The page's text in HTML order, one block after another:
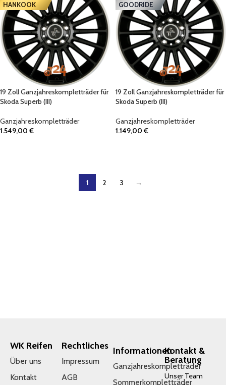
HANKOOK
19 Zoll Ganzjahreskompletträder für
Skoda Superb (III)
Ganzjahreskompletträder
1.549,00€
GOODRIDE
19 Zoll Ganzjahreskompletträder für
Skoda Superb (III)
Ganzjahreskompletträder
1.149,00€
1 2 3 →
WK Reifen
Über uns
Kontakt
Rechtliches
Impressum
AGB
Informationen
Ganzjahreskompletträder
Sommerkompletträder
Kontakt &
Beratung
Unser Team